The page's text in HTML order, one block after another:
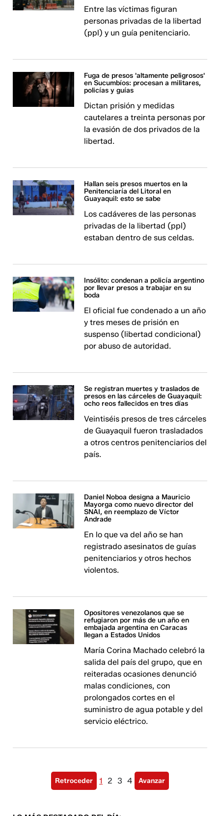
Entre las víctimas figuran
personas privadas de la libertad
(ppl) y un guía penitenciario.
Fuga de presos 'altamente peligrosos'
en Sucumbíos: procesan a militares,
policías y guías
Dictan prisión y medidas
cautelares a treinta personas por
la evasión de dos privados de la
libertad.
Hallan seis presos muertos en la
Penitenciaría del Litoral en
Guayaquil: esto se sabe
Los cadáveres de las personas
privadas de la libertad (ppl)
estaban dentro de sus celdas.
Insólito: condenan a policía argentino
por llevar presos a trabajar en su
boda
El oficial fue condenado a un año
y tres meses de prisión en
suspenso (libertad condicional)
por abuso de autoridad.
Se registran muertes y traslados de
presos en las cárceles de Guayaquil:
ocho reos fallecidos en tres días
Veintiséis presos de tres cárceles
de Guayaquil fueron trasladados
a otros centros penitenciarios del
país.
Daniel Noboa designa a Mauricio
Mayorga como nuevo director del
SNAI, en reemplazo de Víctor
Andrade
En lo que va del año se han
registrado asesinatos de guías
penitenciarios y otros hechos
violentos.
Opositores venezolanos que se
refugiaron por más de un año en
embajada argentina en Caracas
llegan a Estados Unidos
María Corina Machado celebró la
salida del país del grupo, que en
reiteradas ocasiones denunció
malas condiciones, con
prolongados cortes en el
suministro de agua potable y del
servicio eléctrico.
Retroceder 1 2 3 4 Avanzar